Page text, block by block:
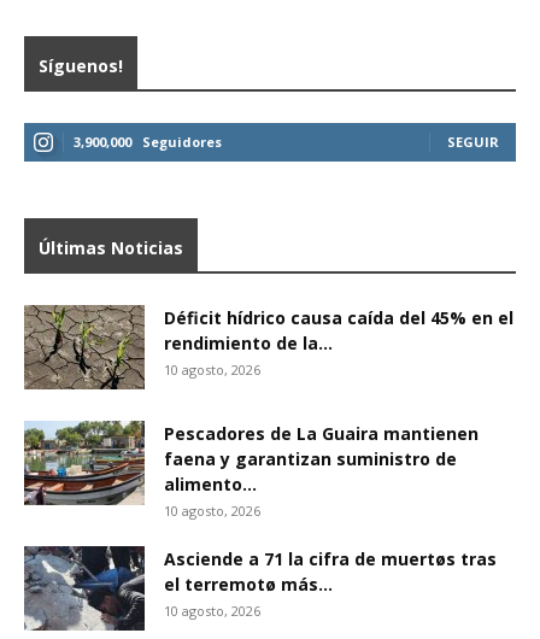
Síguenos!
3,900,000 Seguidores SEGUIR
Últimas Noticias
Déficit hídrico causa caída del 45% en el
rendimiento de la...
10 agosto, 2026
Pescadores de La Guaira mantienen
faena y garantizan suministro de
alimento...
10 agosto, 2026
Asciende a 71 la cifra de muertøs tras
el terremotø más...
10 agosto, 2026